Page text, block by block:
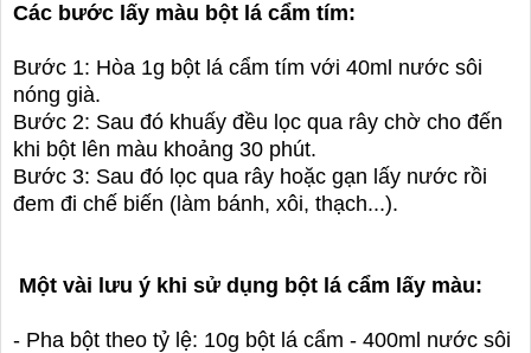
Các bước lấy màu bột lá cẩm tím:
Bước 1: Hòa 1g bột lá cẩm tím với 40ml nước sôi
nóng già.
Bước 2: Sau đó khuấy đều lọc qua rây chờ cho đến
khi bột lên màu khoảng 30 phút.
Bước 3: Sau đó lọc qua rây hoặc gạn lấy nước rồi
đem đi chế biến (làm bánh, xôi, thạch...).
Một vài lưu ý khi sử dụng bột lá cẩm lấy màu:
- Pha bột theo tỷ lệ: 10g bột lá cẩm - 400ml nước sôi